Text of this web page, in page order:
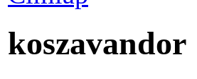
koszavandor